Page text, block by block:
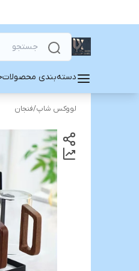
دسته‌بندی محصولات
لووکس شاپ/فنجان